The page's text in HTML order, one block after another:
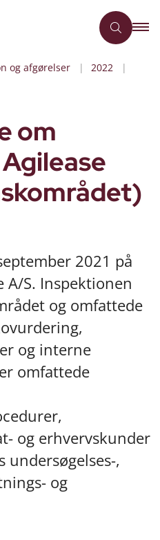
og afgørelser
2022
om
2021 på
A/S. Inspektionen
og omfattede
og interne
omfattede
og erhvervskunder
undersøgelses-,
og